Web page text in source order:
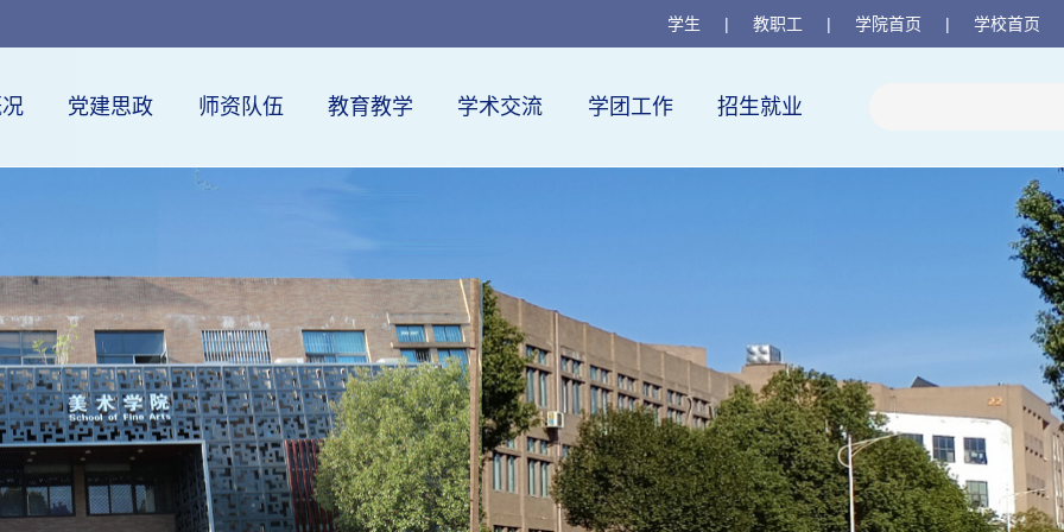
学生 | 教职工 | 学院首页 | 学校首页
党建思政 师资队伍 教育教学 学术交流 学团工作 招生就业